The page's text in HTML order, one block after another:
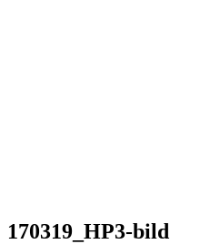
170319_HP3-bild